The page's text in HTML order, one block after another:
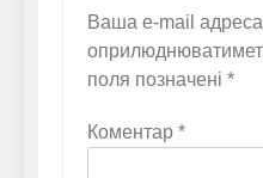
Ваша e-mail
поля позначені *
Коментар *